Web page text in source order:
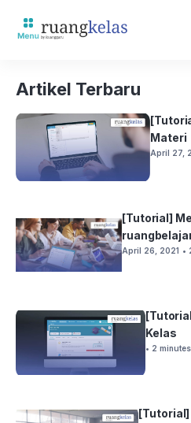
Artikel Terbaru
Materi
April 27,
[Tutorial]
April 26, 2021 •
Kelas
• 2